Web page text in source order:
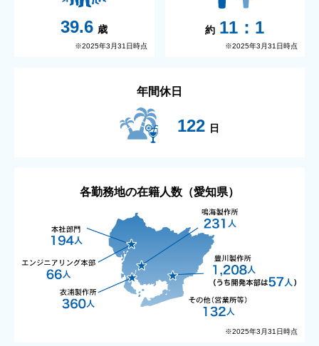
39.6 歳
※2025年3月31日時点
約 11：1
※2025年3月31日時点
年間休日
122 日
各勤務地の在籍人数（愛知県）
※2025年3月31日時点